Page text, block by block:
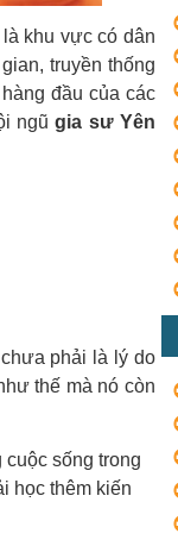
khu vực có dân
truyền thống
đầu của các
ngũ gia sư Yên
phải là lý do
thế mà nó còn
sống trong
học thêm kiến